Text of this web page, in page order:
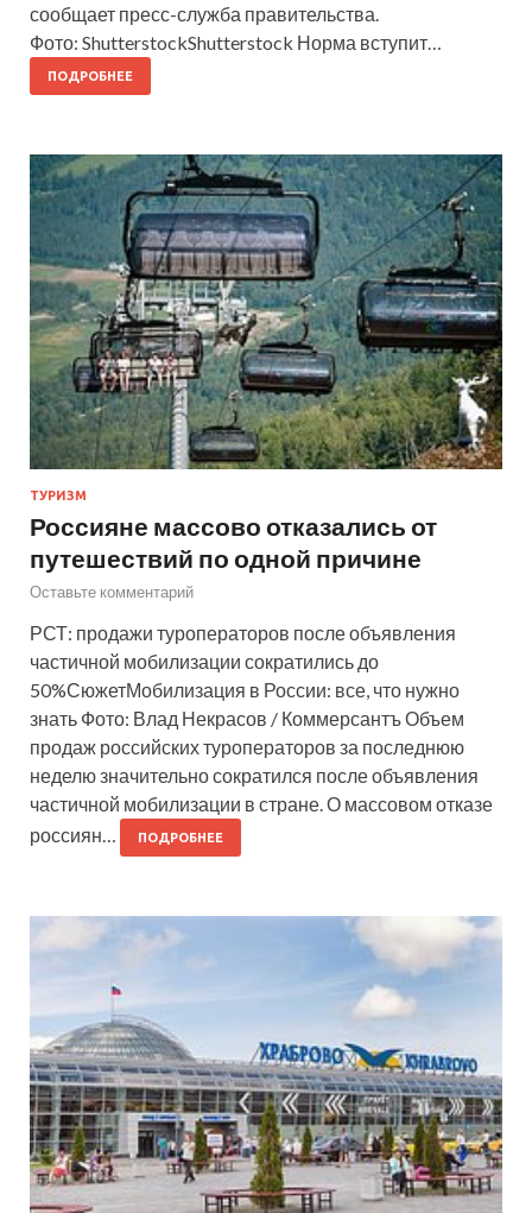
сообщает пресс-служба правительства.
Фото: ShutterstockShutterstock Норма вступит…
ПОДРОБНЕЕ
ТУРИЗМ
Россияне массово отказались от
путешествий по одной причине
Оставьте комментарий
РСТ: продажи туроператоров после объявления
частичной мобилизации сократились до
50%СюжетМобилизация в России: все, что нужно
знать Фото: Влад Некрасов / Коммерсантъ Объем
продаж российских туроператоров за последнюю
неделю значительно сократился после объявления
частичной мобилизации в стране. О массовом отказе
россиян…
ПОДРОБНЕЕ